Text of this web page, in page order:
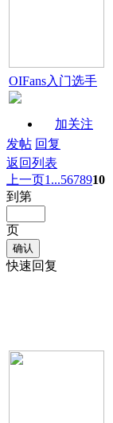
OIFans入门选手
加关注
发帖 回复
返回列表
上一页1...5678910
到第
页
确认
快速回复